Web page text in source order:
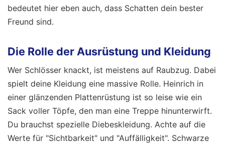
bedeutet hier eben auch, dass Schatten dein bester
Freund sind.
Die Rolle der Ausrüstung und Kleidung
Wer Schlösser knackt, ist meistens auf Raubzug. Dabei
spielt deine Kleidung eine massive Rolle. Heinrich in
einer glänzenden Plattenrüstung ist so leise wie ein
Sack voller Töpfe, den man eine Treppe hinunterwirft.
Du brauchst spezielle Diebeskleidung. Achte auf die
Werte für "Sichtbarkeit" und "Auffälligkeit". Schwarze